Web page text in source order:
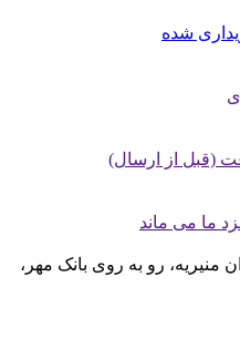
شده
ما می ماند
منیریه، رو به روی بانک مهر،